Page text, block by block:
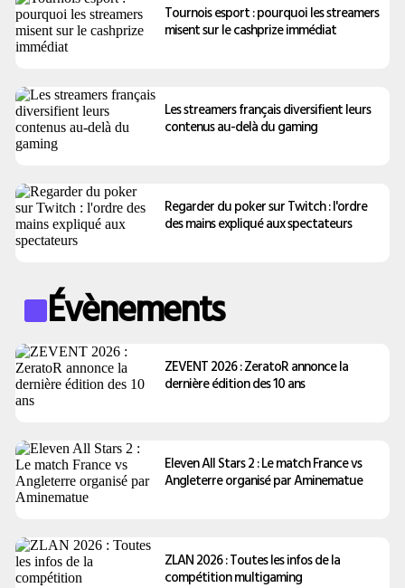
Tournois esport : pourquoi les streamers
misent sur le cashprize immédiat
Les streamers français diversifient leurs
contenus au-delà du gaming
Regarder du poker sur Twitch : l'ordre
des mains expliqué aux spectateurs
Évènements
ZEVENT 2026 : ZeratoR annonce la
dernière édition des 10 ans
Eleven All Stars 2 : Le match France vs
Angleterre organisé par Aminematue
ZLAN 2026 : Toutes les infos de la
compétition multigaming